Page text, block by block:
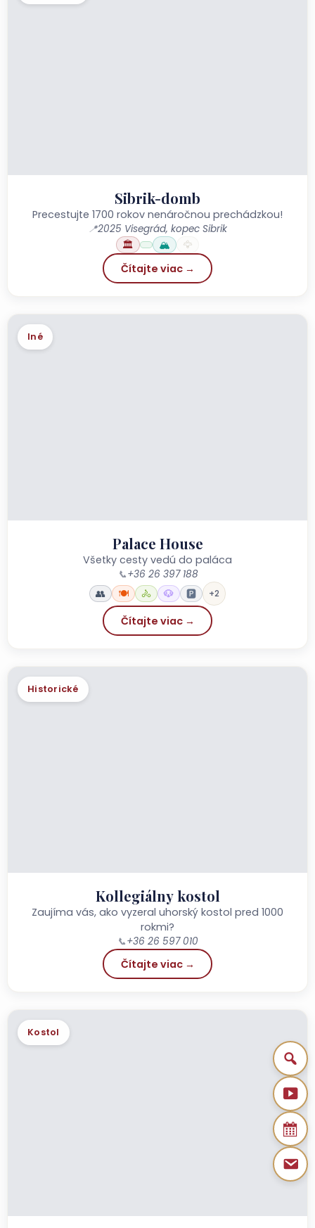
Sibrik-domb
Precestujte 1700 rokov nenáročnou prechádzkou!
📍2025 Visegrád, kopec Sibrik
🏛️ 🏔️
🦅
Čítajte viac →
Iné
Palace House
Všetky cesty vedú do paláca
📞+36 26 397 188
👥 🍽️ 🚴 🐶 🅿️ +2
Čítajte viac →
Historické
Kollegiálny kostol
Zaujíma vás, ako vyzeral uhorský kostol pred 1000
rokmi?
📞+36 26 597 010
Čítajte viac →
Kostol